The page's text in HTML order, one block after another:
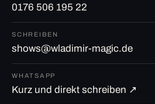
0176 506 195 22
SCHREIBEN
shows@wladimir-magic.de
WHATSAPP
Kurz und direkt schreiben ↗